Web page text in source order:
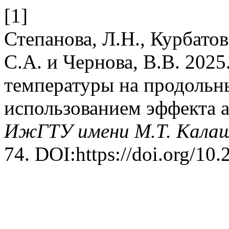
[1]
Степанова, Л.Н.,
С.А. и Чернова, В.В.
температуры на
использованием эффекта
ИжГТУ имени М.Т.
74. DOI:https://doi.org/